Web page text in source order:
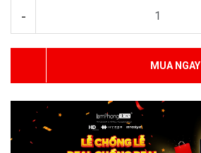
-
MUA NGAY